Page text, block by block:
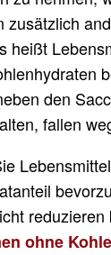
zusätzlich
heißt
den
fallen
reduzieren
ohne